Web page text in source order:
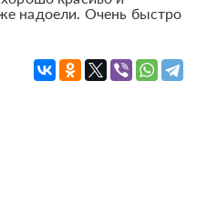
надоели. Очень быстро